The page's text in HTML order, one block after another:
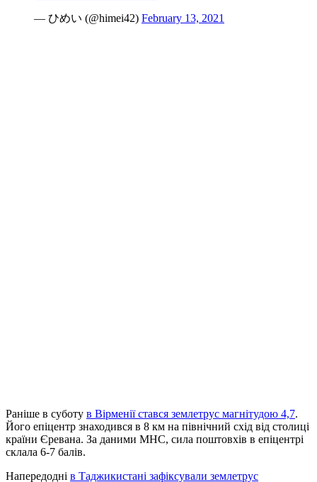
— ひめい (@himei42) February 13, 2021
Раніше в суботу в Вірменії стався землетрус магнітудою 4,7.
Його епіцентр знаходився в 8 км на північний схід від столиці
країни Єревана. За даними МНС, сила поштовхів в епіцентрі
склала 6-7 балів.
Напередодні в Таджикистані зафіксували землетрус